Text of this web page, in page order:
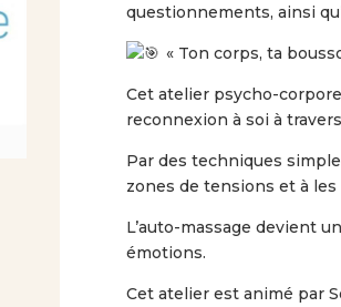
questionnements, ainsi
« Ton corps, ta
Cet atelier psycho-
reconnexion à soi à
Par des techniques
zones de tensions et à
L’auto-massage devient
émotions.
Cet atelier est animé par